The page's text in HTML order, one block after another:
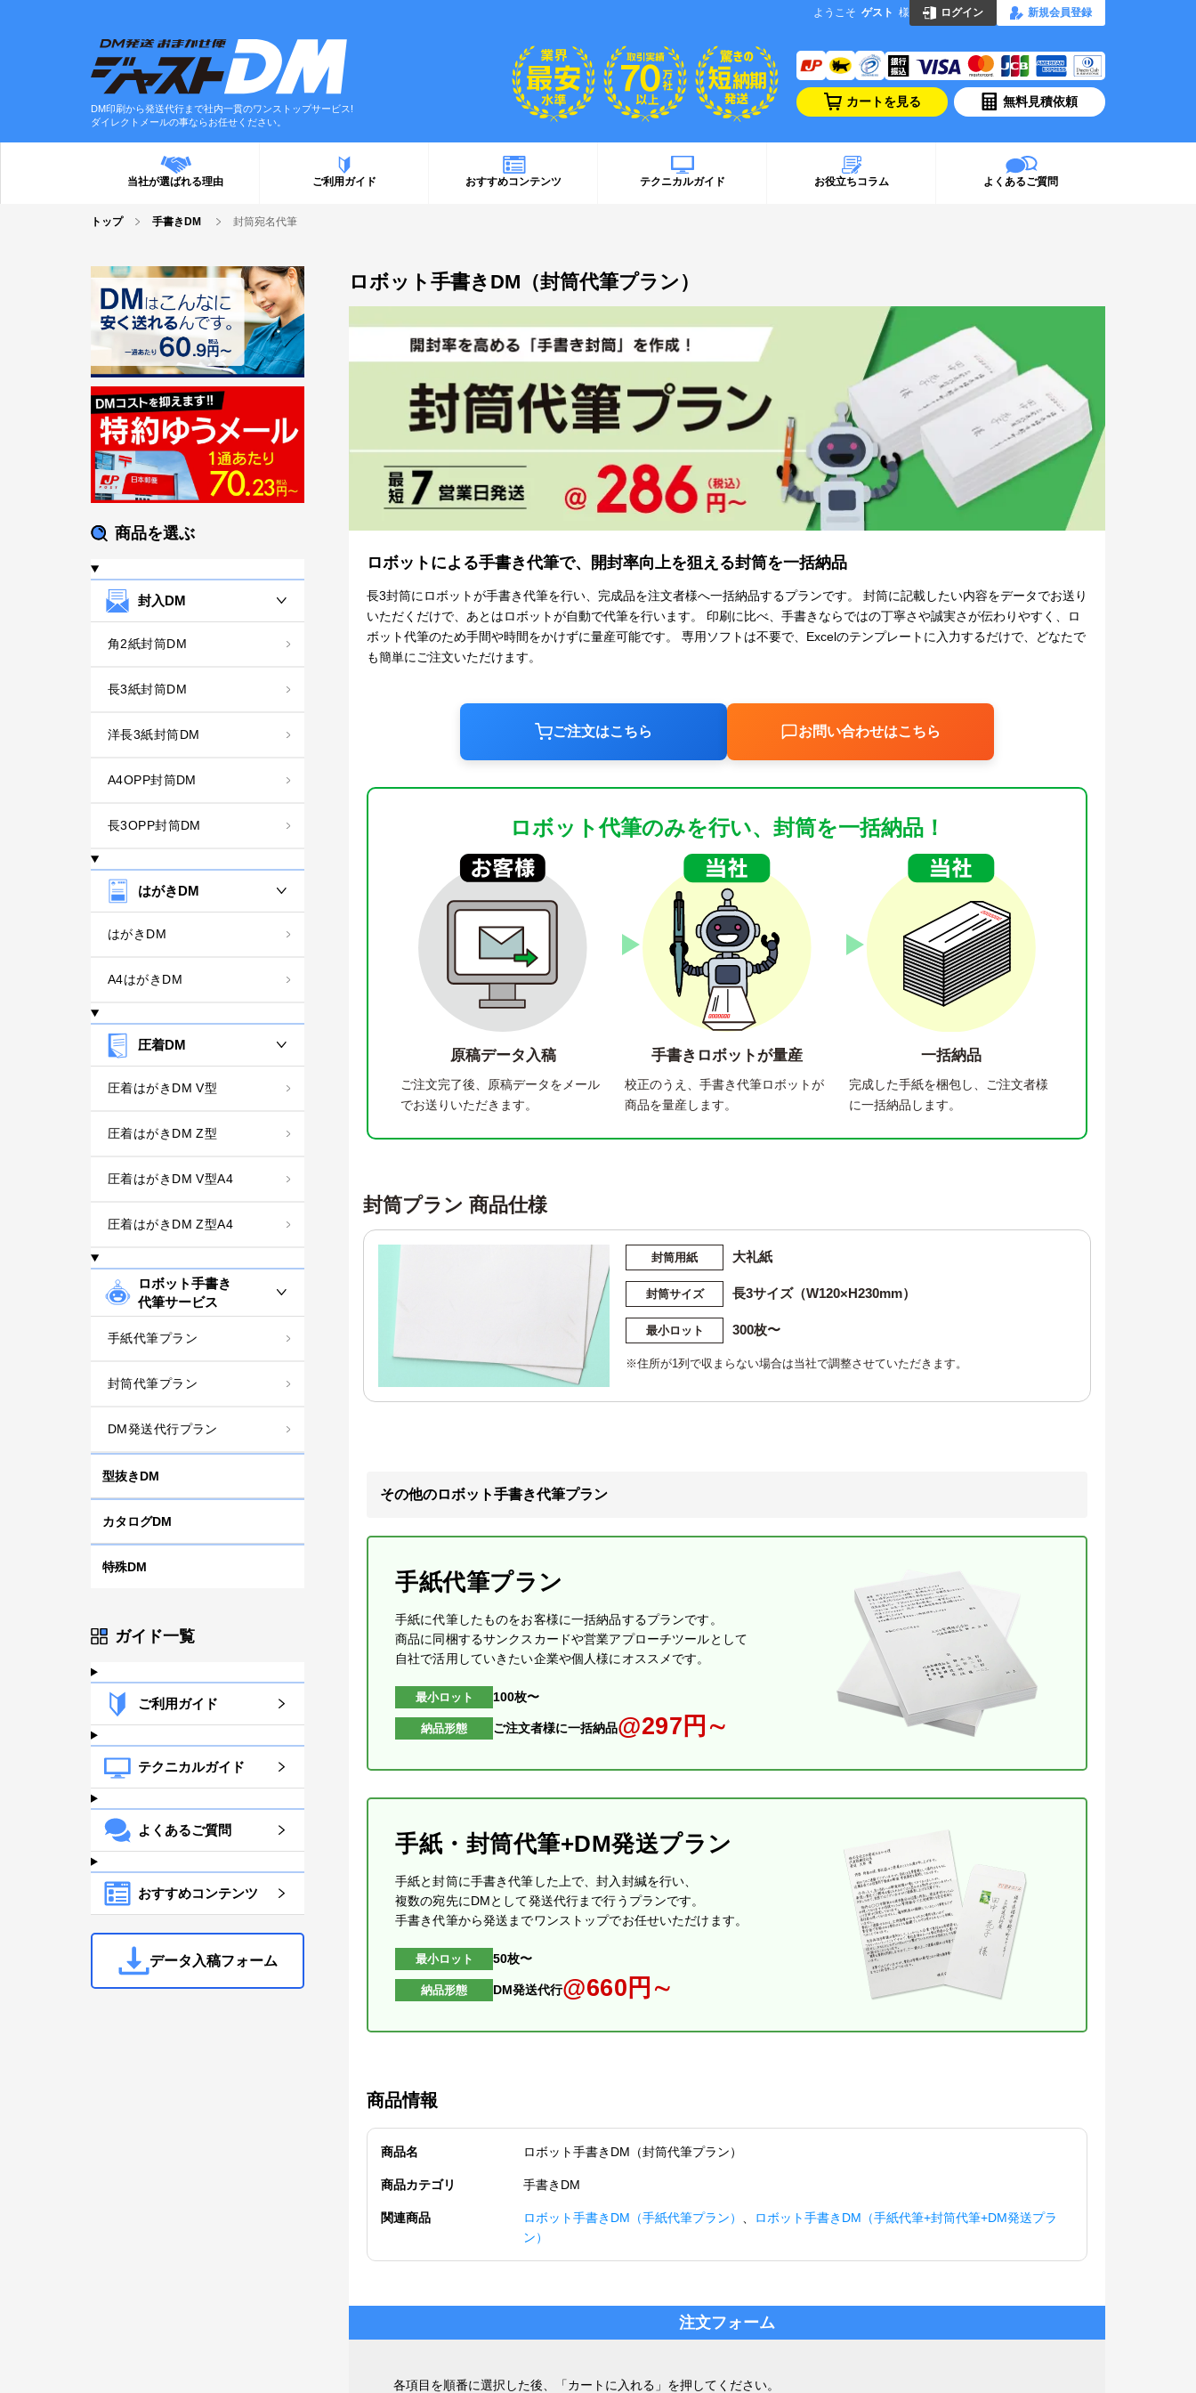
ようこそ ゲスト 様 ログイン 新規会員登録
DM印刷から発送代行まで社内一貫のワンストップサービス!
ダイレクトメールの事ならお任せください。
カートを見る 無料見積依頼
当社が選ばれる理由 ご利用ガイド おすすめコンテンツ テクニカルガイド お役立ちコラム よくあるご質問
トップ 手書きDM 封筒宛名代筆
商品を選ぶ
封入DM
角2紙封筒DM
長3紙封筒DM
洋長3紙封筒DM
A4OPP封筒DM
長3OPP封筒DM
はがきDM
はがきDM
A4はがきDM
圧着DM
圧着はがきDM V型
圧着はがきDM Z型
圧着はがきDM V型A4
圧着はがきDM Z型A4
ロボット手書き
代筆サービス
手紙代筆プラン
封筒代筆プラン
DM発送代行プラン
型抜きDM
カタログDM
特殊DM
ガイド一覧
ご利用ガイド
テクニカルガイド
よくあるご質問
おすすめコンテンツ
データ入稿フォーム
ロボット手書きDM（封筒代筆プラン）
ロボットによる手書き代筆で、開封率向上を狙える封筒を一括納品
長3封筒にロボットが手書き代筆を行い、完成品を注文者様へ一括納品するプランです。 封筒に記載したい内容をデータでお送り
いただくだけで、あとはロボットが自動で代筆を行います。 印刷に比べ、手書きならではの丁寧さや誠実さが伝わりやすく、ロ
ボット代筆のため手間や時間をかけずに量産可能です。 専用ソフトは不要で、Excelのテンプレートに入力するだけで、どなたで
も簡単にご注文いただけます。
ご注文はこちら お問い合わせはこちら
ロボット代筆のみを行い、封筒を一括納品！
原稿データ入稿
ご注文完了後、原稿データをメール
でお送りいただきます。
手書きロボットが量産
校正のうえ、手書き代筆ロボットが
商品を量産します。
一括納品
完成した手紙を梱包し、ご注文者様
に一括納品します。
封筒プラン 商品仕様
封筒用紙 大礼紙
封筒サイズ 長3サイズ（W120×H230mm）
最小ロット 300枚〜
※住所が1列で収まらない場合は当社で調整させていただきます。
その他のロボット手書き代筆プラン
手紙代筆プラン
手紙に代筆したものをお客様に一括納品するプランです。
商品に同梱するサンクスカードや営業アプローチツールとして
自社で活用していきたい企業や個人様にオススメです。
最小ロット 100枚〜
納品形態 ご注文者様に一括納品@297円∼
手紙・封筒代筆+DM発送プラン
手紙と封筒に手書き代筆した上で、封入封緘を行い、
複数の宛先にDMとして発送代行まで行うプランです。
手書き代筆から発送までワンストップでお任せいただけます。
最小ロット 50枚〜
納品形態 DM発送代行@660円∼
商品情報
商品名 ロボット手書きDM（封筒代筆プラン）
商品カテゴリ 手書きDM
関連商品 ロボット手書きDM（手紙代筆プラン）
ロボット手書きDM（手紙代筆+封筒代筆+DM発送プラ
ン）
注文フォーム
各項目を順番に選択した後、「カートに入れる」を押してください。